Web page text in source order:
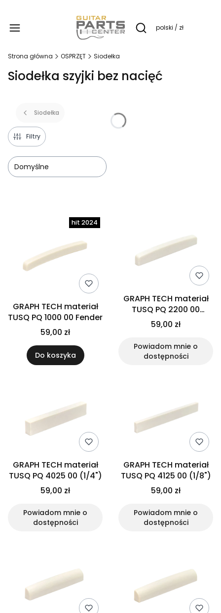
Otwórz wyszukiwarkę
polski / zł
Strona główna OSPRZĘT Siodełka
Siodełka szyjki bez nacięć
Siodełka
Filtry
Domyślne
GRAPH TECH materiał
TUSQ PQ 1000 00 Fender
59,00 zł
Do koszyka
GRAPH TECH materiał
TUSQ PQ 2200 00
Strat/Tele
59,00 zł
Powiadom mnie o
dostępności
GRAPH TECH materiał
TUSQ PQ 4025 00 (1/4")
59,00 zł
Powiadom mnie o
dostępności
GRAPH TECH materiał
TUSQ PQ 4125 00 (1/8")
59,00 zł
Powiadom mnie o
dostępności